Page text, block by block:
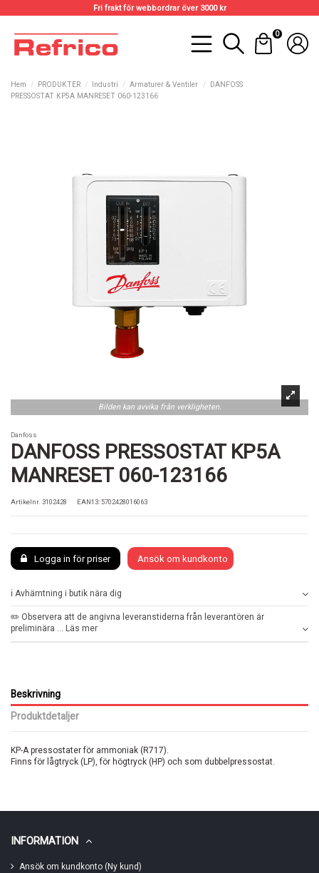
Fri frakt för webbordrar över 3000 kr
0
Hem PRODUKTER Industri Armaturer & Ventiler
DANFOSS
PRESSOSTAT KP5A MANRESET 060-123166
Bilden kan avvika från verkligheten.
Danfoss
DANFOSS PRESSOSTAT KP5A
MANRESET 060-123166
Artikelnr. 3102428 EAN13: 5702428016063
Logga in för priser Ansök om kundkonto
ℹ️ Avhämtning i butik nära dig
✏️ Observera att de angivna leveranstiderna från leverantören är
preliminära ... Läs mer
Beskrivning
Produktdetaljer
KP-A pressostater för ammoniak (R717).
Finns för lågtryck (LP), för högtryck (HP) och som dubbelpressostat.
INFORMATION
Ansök om kundkonto (Ny kund)